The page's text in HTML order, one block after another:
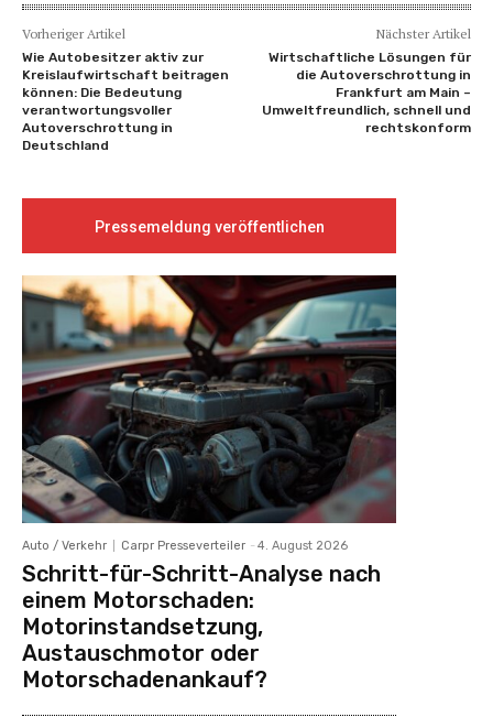
Vorheriger Artikel
Wie Autobesitzer aktiv zur
Kreislaufwirtschaft beitragen
können: Die Bedeutung
verantwortungsvoller
Autoverschrottung in
Deutschland
Nächster Artikel
Wirtschaftliche Lösungen für
die Autoverschrottung in
Frankfurt am Main –
Umweltfreundlich, schnell und
rechtskonform
Pressemeldung veröffentlichen
Auto / Verkehr Carpr Presseverteiler - 4. August 2026
Schritt-für-Schritt-Analyse nach
einem Motorschaden:
Motorinstandsetzung,
Austauschmotor oder
Motorschadenankauf?